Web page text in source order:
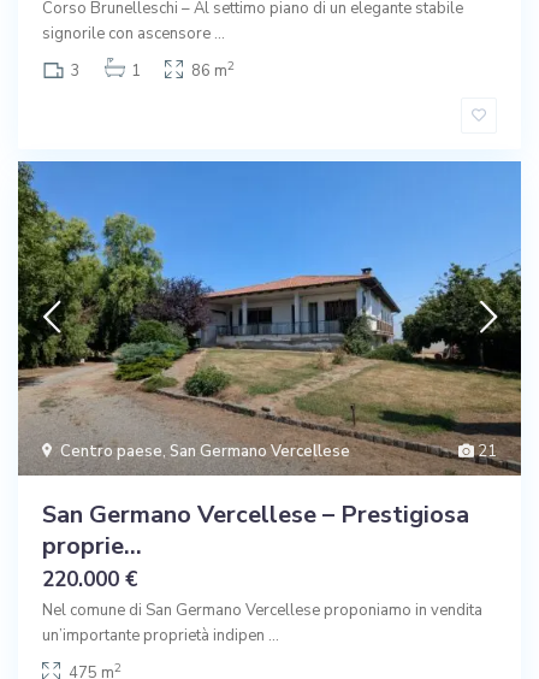
Corso Brunelleschi – Al settimo piano di un elegante stabile
signorile con ascensore ...
3
1 86 m2
21
Centro paese, San Germano Vercellese
San Germano Vercellese – Prestigiosa
proprie...
220.000 €
Nel comune di San Germano Vercellese proponiamo in vendita
un’importante proprietà indipen ...
475 m2